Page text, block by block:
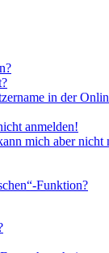
in der
anmelden!
mich aber nicht
Funktion?